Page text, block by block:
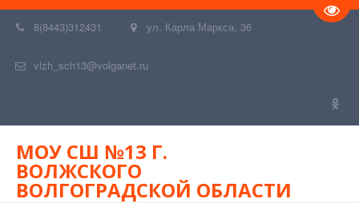
8(8443)312431 ул. Карла Маркса, 36
vlzh_sch13@volganet.ru
МОУ СШ №13 Г.
ВОЛЖСКОГО
ВОЛГОГРАДСКОЙ ОБЛАСТИ